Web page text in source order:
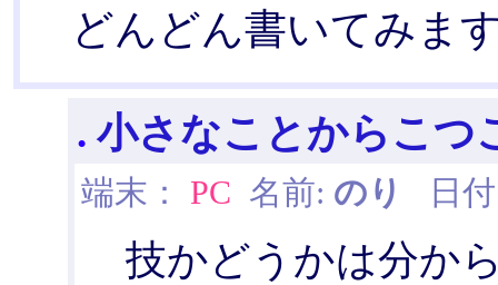
どんどん書いてみま
. 小さなことからこつ
端末： PC 名前: のり 日付
技かどうかは分か